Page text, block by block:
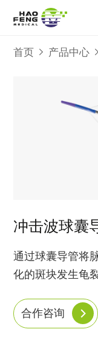
首页 产品中心
冲击波球囊
通过球囊导管将
化的斑块发生龟
合作咨询